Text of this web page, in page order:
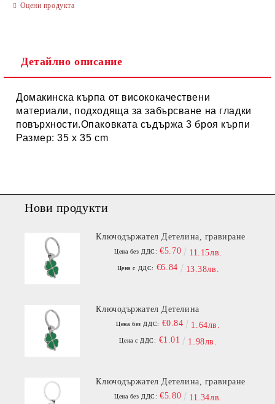
Оцени продукта
Детайлно описание
Домакинска кърпа от висококачествени
материали, подходяща за забърсване на гладки
повърхности.Опаковката съдържа 3 броя кърпи
Размер: 35 х 35 cm
Нови продукти
Ключодържател Детелина, гравиране
Цена без ДДС: €5.70 11.15лв.
Цена с ДДС: €6.84 13.38лв.
Ключодържател Детелина
Цена без ДДС: €0.84 1.64лв.
Цена с ДДС: €1.01 1.98лв.
Ключодържател Детелина, гравиране
Цена без ДДС: €5.80 11.34лв.